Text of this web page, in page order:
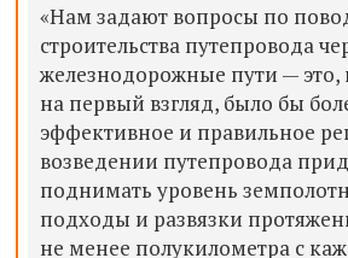
«Нам задают вопросы по
строительства путепровода
железнодорожные пути — это,
на первый взгляд, было бы
эффективное и правильное
возведении путепровода
поднимать уровень
подходы и развязки
не менее полукилометра с